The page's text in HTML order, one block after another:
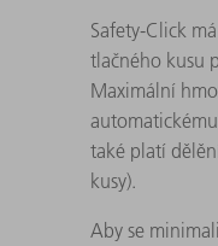
Safety-Click
tlačného kusu
Maximální
také platí
kusy).
Aby se